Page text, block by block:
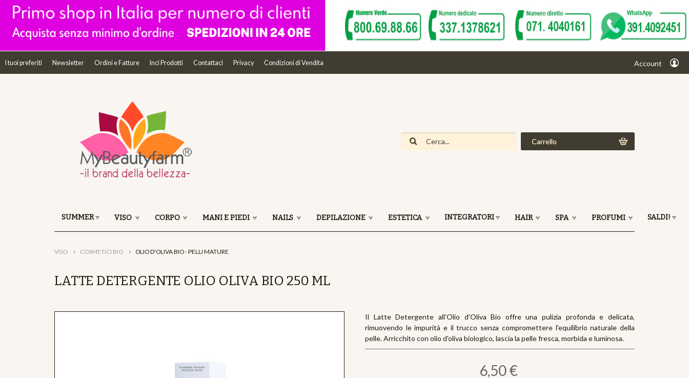
Carrello
Account
I tuoi preferiti Newsletter Ordini e Fatture Inci Prodotti Contattaci Privacy Condizioni di Vendita
SUMMER VISO CORPO MANI E PIEDI NAILS DEPILAZIONE ESTETICA INTEGRATORI HAIR SPA PROFUMI SALDI!
VISO COSMETICI BIO OLIO D'OLIVA BIO - PELLI MATURE
LATTE DETERGENTE OLIO OLIVA BIO 250 ML
Il Latte Detergente all'Olio d'Oliva Bio offre una pulizia profonda e delicata,
rimuovendo le impurità e il trucco senza compromettere l'equilibrio naturale della
pelle. Arricchito con olio d'oliva biologico, lascia la pelle fresca, morbida e luminosa.
6,50 €